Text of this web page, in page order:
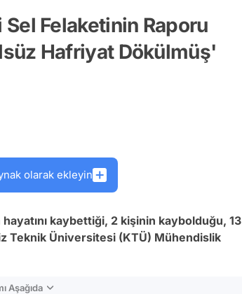
Felaketinin Raporu
Hafriyat Dökülmüş'
olarak ekleyin
kaybettiği, 2 kişinin kaybolduğu, 13
Teknik Üniversitesi (KTÜ) Mühendislik
Aşağıda